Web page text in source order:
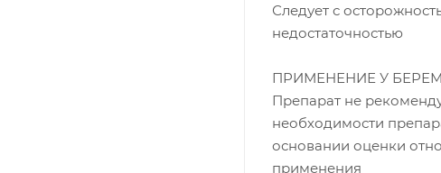
Следует с
недостаточностью
ПРИМЕНЕНИЕ У
Препарат не
необходимости
основании оценки
применения